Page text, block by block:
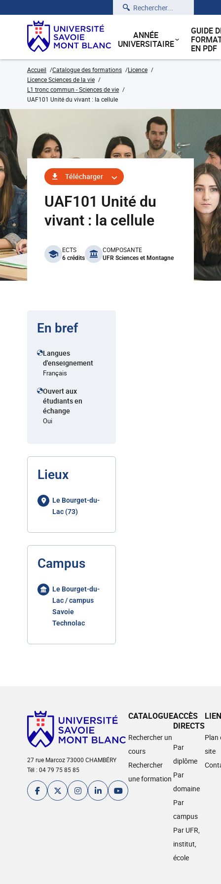
Rechercher
ANNÉE
UNIVERSITAIRE
GUIDE
EN PDF
Accueil Catalogue des formations
Licence
Licence Sciences de la vie
L1 tronc commun - Sciences de vie
UAF101 Unité du vivant : la cellule
Télécharger
UAF101 Unité du
vivant : la cellule
benefits
ECTS
6 crédits
COMPOSANTE
UFR Sciences et Montagne
En bref
Langues
d'enseignement
Français
Ouvert aux
étudiants en
échange
Oui
Lieux
Le Bourget-du-
Lac (73)
Campus
Le Bourget-du-
Lac / campus
Savoie
Technolac
27 rue Marcoz 73000 CHAMBÉRY
Tél : 04 79 75 85 85
CATALOGUE
Rechercher un
cours
Rechercher
une formation
ACCÈS
DIRECTS
Par
diplôme
Par
domaine
Par
campus
Par UFR,
institut,
école
Plan
site